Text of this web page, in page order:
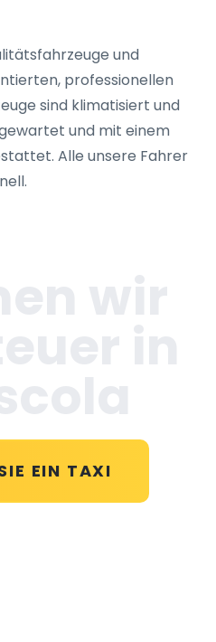
und
professionellen
sind klimatisiert und
und mit einem
Alle unsere Fahrer
EIN TAXI